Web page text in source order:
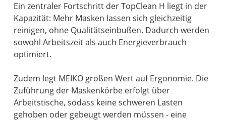
Ein zentraler Fortschritt der TopClean H liegt in der
Kapazität: Mehr Masken lassen sich gleichzeitig
reinigen, ohne Qualitätseinbußen. Dadurch werden
sowohl Arbeitszeit als auch Energieverbrauch
optimiert.
Zudem legt MEIKO großen Wert auf Ergonomie. Die
Zuführung der Maskenkörbe erfolgt über
Arbeitstische, sodass keine schweren Lasten
gehoben oder gebeugt werden müssen - eine